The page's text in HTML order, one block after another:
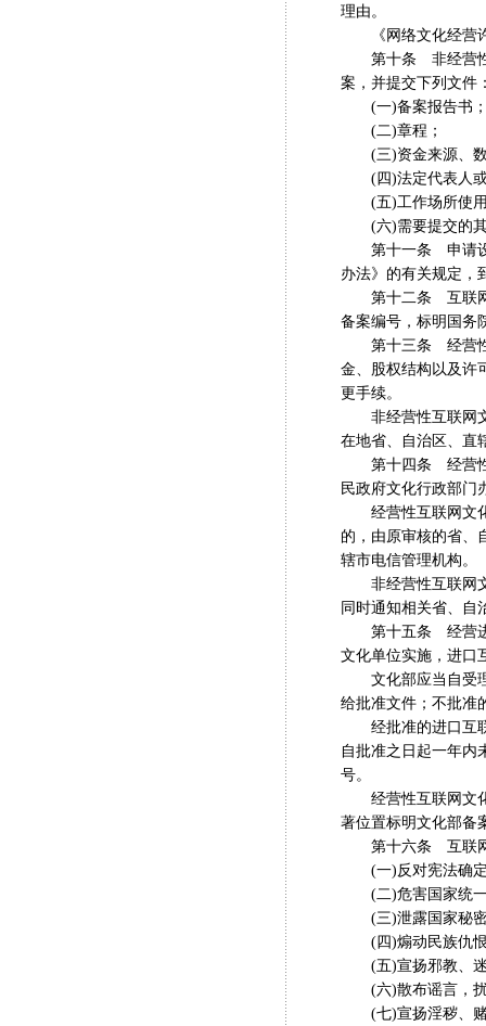
理由。
《网络文化经营许
第十条 非经营性互
案，并提交下列文件
(一)备案报告书
(二)章程；
(三)资金来源、数
(四)法定代表人或
(五)工作场所使用
(六)需要提交的其
第十一条 申请设立
办法》的有关规定，
第十二条 互联网文
备案编号，标明国务
第十三条 经营性互
金、股权结构以及许
更手续。
非经营性互联网文
在地省、自治区、直
第十四条 经营性互
民政府文化行政部门
经营性互联网文化
的，由原审核的省、
辖市电信管理机构。
非经营性互联网文
同时通知相关省、自
第十五条 经营进口
文化单位实施，进口
文化部应当自受理
给批准文件；不批准
经批准的进口互联
自批准之日起一年内
号。
经营性互联网文化
著位置标明文化部备
第十六条 互联网
(一)反对宪法确定
(二)危害国家统一
(三)泄露国家秘密
(四)煽动民族仇恨
(五)宣扬邪教、迷
(六)散布谣言，扰
(七)宣扬淫秽、赌